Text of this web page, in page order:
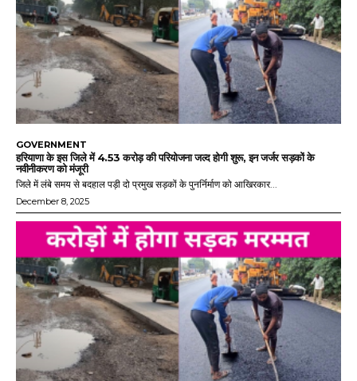
GOVERNMENT
हरियाणा के इस जिले में 4.53 करोड़ की परियोजना जल्द होगी शुरू, इन जर्जर सड़कों के
नवीनीकरण को मंजूरी
जिले में लंबे समय से बदहाल पड़ी दो प्रमुख सड़कों के पुनर्निर्माण को आखिरकार...
December 8, 2025